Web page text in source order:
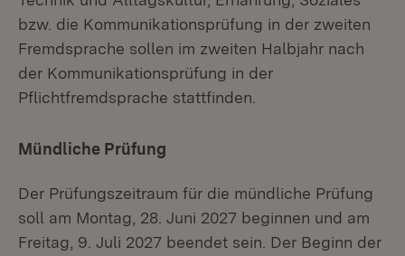
bzw. die Kommunikationsprüfung in der zweiten
Fremdsprache sollen im zweiten Halbjahr nach
der Kommunikationsprüfung in der
Pflichtfremdsprache stattfinden.
Mündliche Prüfung
Der Prüfungszeitraum für die mündliche Prüfung
soll am Montag, 28. Juni 2027 beginnen und am
Freitag, 9. Juli 2027 beendet sein. Der Beginn der